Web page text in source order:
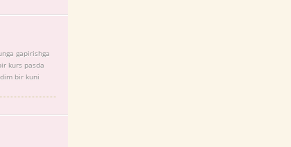
gapirishga
kurs pasda
bir kuni